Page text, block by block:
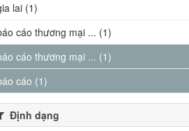
lai (1)
cáo thương mại ... (1)
cáo thương mại ... (1)
cáo (1)
Định dạng